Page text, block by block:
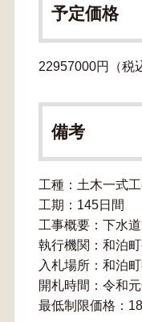
予定価格
22957000円（税
備考
工種：土木一式
工期：145日間
工事概要：下水
執行機関：和泊
入札場所：和泊
開札時間：令和
最低制限価格：